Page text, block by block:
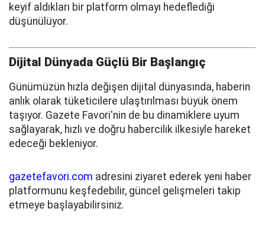
keyif aldıkları bir platform olmayı hedeflediği
düşünülüyor.
Dijital Dünyada Güçlü Bir Başlangıç
Günümüzün hızla değişen dijital dünyasında, haberin
anlık olarak tüketicilere ulaştırılması büyük önem
taşıyor. Gazete Favori'nin de bu dinamiklere uyum
sağlayarak, hızlı ve doğru habercilik ilkesiyle hareket
edeceği bekleniyor.
gazetefavori.com adresini ziyaret ederek yeni haber
platformunu keşfedebilir, güncel gelişmeleri takip
etmeye başlayabilirsiniz.